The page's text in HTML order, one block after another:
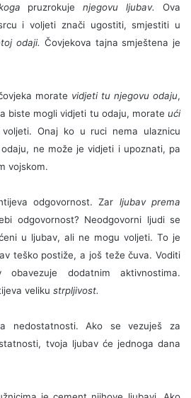
pruzrokujenjegovu ljubav.Ova
i voljeti znači ugostiti, smjestiti u
odaji. Čovjekova tajna smještena je
morate vidjeti tu njegovu odaju,
biste mogli vidjeti tu odaju, morate ući
Onaj ko u ruci nema ulaznicu
ne može je vidjeti i upoznati, pa
vojskom.
odgovornost. Zar ljubav prema
odgovornost? Neodgovorni ljudi se
u ljubav, ali ne mogu voljeti. To je
teško postiže, a još teže čuva. Voditi
dodatnim aktivnostima.
veliku strpljivost.
nedostatnosti. Ako se vezuješ za
tvoja ljubav će jednoga dana